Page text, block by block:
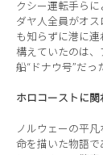
クシー運転手ら
ダヤ人全員がオ
も知らずに港に
構えていたのは、
船“ドナウ号”だっ
ホロコーストに
ノルウェーの平
命を描いた物語で